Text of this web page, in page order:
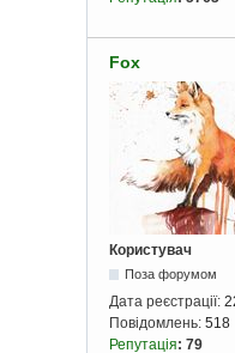
Fox
Користувач
Поза форумом
Дата реєстрації:
Повідомлень: 518
Репутація: 79